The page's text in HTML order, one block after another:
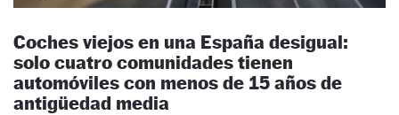
Coches viejos en una España desigual:
solo cuatro comunidades tienen
automóviles con menos de 15 años de
antigüedad media